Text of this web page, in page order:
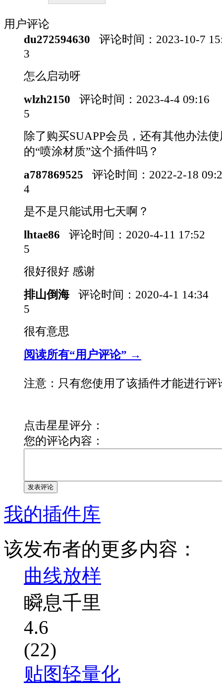
用户评论
du272594630
评论时间： 2023-10-7
3
怎么启动呀
wlzh2150
评论时间： 2023-4-4 09:16
5
除了购买SUAPP会员，还有其他办法
的“喷涂材质”这个插件吗？
a787869525
评论时间： 2022-2-18
4
是不是只能试用七天啊？
lhtae86
评论时间： 2020-4-11 17:52
5
很好很好 感谢
排山倒海
评论时间： 2020-4-1 14:34
5
很有意思
阅读所有“用户评论” →
注意：只有您使用了该插件才能进行评
点击星星评分：
您的评论内容：
发表评论
我的插件库
该发布者的更多内容：
曲线放样
瞬息千里
4.6
(22)
贴图轻量化